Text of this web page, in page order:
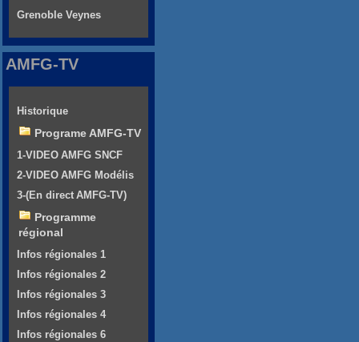
Grenoble Veynes
AMFG-TV
Historique
Programe AMFG-TV
1-VIDEO AMFG SNCF
2-VIDEO AMFG Modélis
3-(En direct AMFG-TV)
Programme
régional
Infos régionales 1
Infos régionales 2
Infos régionales 3
Infos régionales 4
Infos régionales 6